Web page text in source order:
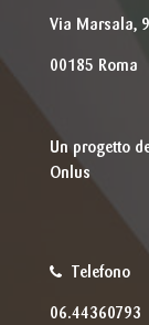
Via Marsala,
00185 Roma
Un progetto
Onlus
Telefono
06.44360793